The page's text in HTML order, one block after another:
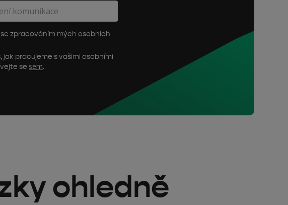
zpracováním mých osobních
jak pracujeme s vašimi osobními
se sem.
ohledně